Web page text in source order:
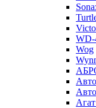
WD-
Wog
Агат